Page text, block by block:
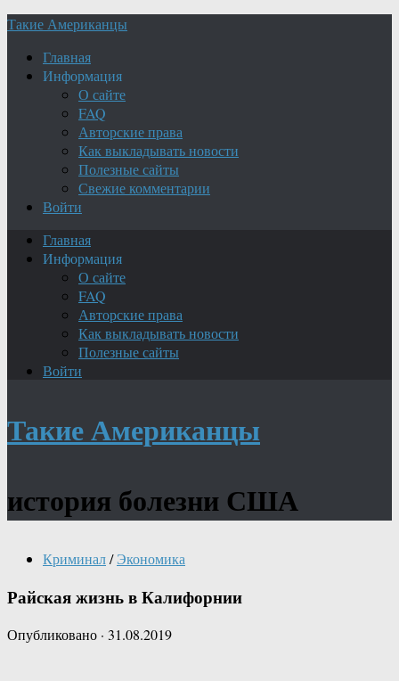
Такие Американцы
Главная
Информация
О сайте
FAQ
Авторские права
Как выкладывать новости
Полезные сайты
Свежие комментарии
Войти
Главная
Информация
О сайте
FAQ
Авторские права
Как выкладывать новости
Полезные сайты
Войти
Такие Американцы
история болезни США
Криминал/ Экономика
Райская жизнь в Калифорнии
Опубликовано · 31.08.2019